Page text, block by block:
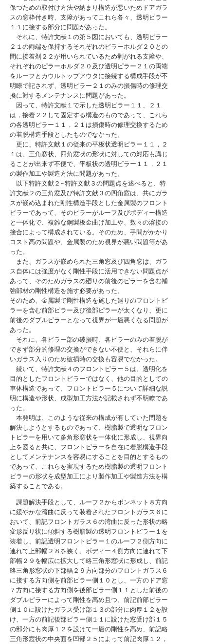
保つための取付け方法や納まり構造が悪いためドアガラ
スの窓枠付き時、支障があってこれら各々、透明ピラー
１１に接する部分に問題があった。
それに、特許文献１の第５図においても、透明ピラー
２１の両端を保持するそれぞれのピラーホルダ２０との
間に接着剤２２が用いられているため剥がれる支障や、
それぞれのピラーホルダ２０及び透明ピラー２１の両端
をルーフとカウルトップアウタに接続する構成手段が不
明瞭で記されず、透明ピラー２１のみの損傷時の修理交
換に対するメンテナンスに問題があった。
因って、特許文献１で示した透明ピラー１１、２１
は，接着２２して固定する構造のものであって、これら
の各透明ピラー１１，２１は損傷時の修理交換するため
の着脱構造手段としたものでなかった。
更に、特許文献１の従来の平板状透明ピラー１１，２
１は、三角窓状、四角窓状の形状に対しての対応も講じ
ることが出来ず不便で、平板状の透明ピラー１１，２１
の製作加工や製造方法に問題があった。
以下特許文献２~特許文献３の問題点を述べると、特
許文献２の三角窓及び特許文献３の四角窓は、共にガラ
スが嵌め込まれた剛性構造手段とした金属製のフロント
ピラーであって、そのピラーがルーフ及びボディー構造
と一体化で、複雑な鋼製板金曲げ加工や、数々の溶接の
接合によって構成されている。そのため、手間がかかり
コスト高の問題や、金属製のため視界が悪い問題等があ
った。
また、ガラスが嵌められた三角窓及び四角窓は、ガラ
ス自体には強度がなく剛性手段に活用できない問題点が
あって、そのためガラスの廻りの前後のピラーを含む補
強部材の剛性構造を施す必要があった。
そのため、金属製で剛性構造を施した廻りのフロントピ
ラーを含む前部ピラー及び後部ピラーが太くなり、更に
前後のダブルピラーとなって視界が一層悪くなる問題が
あった。
それに、各ピラー部の破損時、各ピラーのみの着脱が
できず部分的修理の交換ができない不便と、それらに伴
いガラス入りのため破損時の交換も容易でなかった。
続いて、特許文献４のフロントピラー５は、透明化を
目的としたフロントピラーではなく、他の目的としての
車体構造であって、フロントピラー５について詳細な説
明に構造や形状、成型加工方法が記載されず不明瞭であ
った。
本発明は、このような従来の構成が有していた問題を
解決しようとするものであって、樹脂製で透明なフロン
トピラーを用いて多角形窓状を一体化に形成し、視界向
上を図ると共に、フロントピラーを自在に着脱構造手段
としてメンテナンスを容易にすることを目的とするもの
であって、これらを実現するため樹脂製の透明フロント
ピラーの形状を成型加工により製作加工や製造方法を構
築することである。
課題解決手段として、ルーフ２からボンネット８方向
に緩やかな湾曲に反って装着されたフロントガラス６に
おいて、前記フロントガラス６の湾曲に反った形状の略
変形反り状に傾斜する樹脂製の透明フロントピラー１を
装着し、前記透明フロントピラー１のルーフ２側方向に
連れて上部幅２８を狭く、ボディー４側方向に連れて下
部幅２９を幅広に拡大して略三角形窓状に形成し、前記
略三角形窓状の下部幅２９方向部分のフロントガラス６
に接する方向側を前部ピラー側１０とし、一方のドア窓
７方向に接する方向側を後部ピラー側１１とした前後の
ダブルピラーによって剛性を高め且つ、前記前部ピラー
側１０に設けたガラス受け部１３の部分に肉厚１２を設
け、一方の前記後部ピラー側１１に設けた窓受け部１５
の部分にも肉厚１２を設けて一層の剛性を高め、前記略
三角形窓状の中央面を凹部２５によって前記肉厚１２，